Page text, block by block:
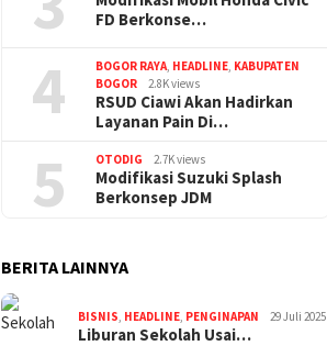
FD Berkonse…
4 BOGOR RAYA, HEADLINE, KABUPATEN
BOGOR
2.8K views
RSUD Ciawi Akan Hadirkan
Layanan Pain Di…
5 OTODIG 2.7K views
Modifikasi Suzuki Splash
Berkonsep JDM
BERITA LAINNYA
BISNIS, HEADLINE, PENGINAPAN 29 Juli 2025
Liburan Sekolah Usai…